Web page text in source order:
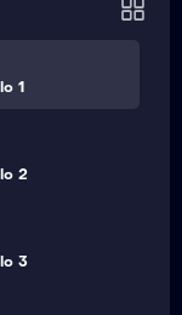
1
2
3